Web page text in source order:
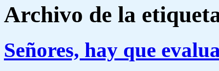
Archivo de la
Señores, hay que